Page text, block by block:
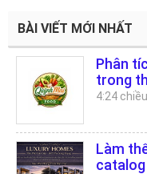
BÀI VIẾT MỚI NHẤT
Phân
trong
4:24 chiều
Làm